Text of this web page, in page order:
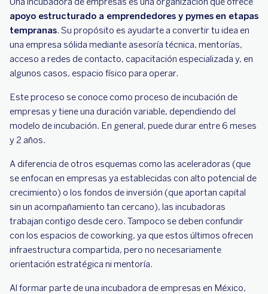
apoyo estructurado a emprendedores y pymes en etapas
tempranas. Su propósito es ayudarte a convertir tu idea en
una empresa sólida mediante asesoría técnica, mentorías,
acceso a redes de contacto, capacitación especializada y, en
algunos casos, espacio físico para operar.
Este proceso se conoce como proceso de incubación de
empresas y tiene una duración variable, dependiendo del
modelo de incubación. En general, puede durar entre 6 meses
y 2 años.
A diferencia de otros esquemas como las aceleradoras (que
se enfocan en empresas ya establecidas con alto potencial de
crecimiento) o los fondos de inversión (que aportan capital
sin un acompañamiento tan cercano), las incubadoras
trabajan contigo desde cero. Tampoco se deben confundir
con los espacios de coworking, ya que estos últimos ofrecen
infraestructura compartida, pero no necesariamente
orientación estratégica ni mentoría.
Al formar parte de una incubadora de empresas en México,